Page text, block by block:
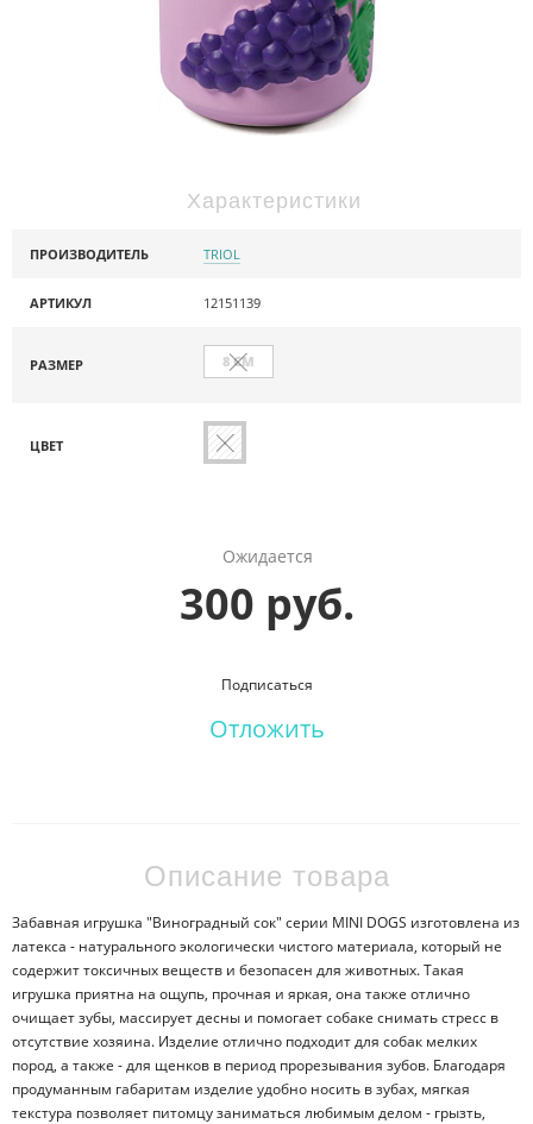
Характеристики
ПРОИЗВОДИТЕЛЬ TRIOL
АРТИКУЛ 12151139
РАЗМЕР 8 СМ
ЦВЕТ
Ожидается
300 руб.
Подписаться
Отложить
Описание товара
Забавная игрушка "Виноградный сок" серии MINI DOGS изготовлена из
латекса - натурального экологически чистого материала, который не
содержит токсичных веществ и безопасен для животных. Такая
игрушка приятна на ощупь, прочная и яркая, она также отлично
очищает зубы, массирует десны и помогает собаке снимать стресс в
отсутствие хозяина. Изделие отлично подходит для собак мелких
пород, а также - для щенков в период прорезывания зубов. Благодаря
продуманным габаритам изделие удобно носить в зубах, мягкая
текстура позволяет питомцу заниматься любимым делом - грызть,